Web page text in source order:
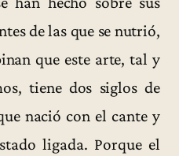
de las que se nutrió,
que este arte, tal y
tiene dos siglos de
nació con el cante y
ligada. Porque el